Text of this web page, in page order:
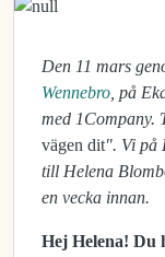
Den 11 mars
Wennebro , på
med 1Company.
vägen dit". Vi på
till Helena
en vecka innan.
Hej Helena! Du